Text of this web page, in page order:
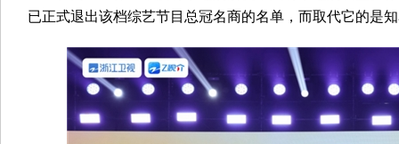
已正式退出该档综艺节目总冠名商的名单，而取代它的是